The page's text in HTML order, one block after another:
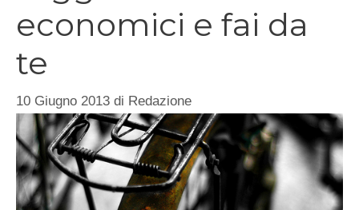
economici e fai da
te
10 Giugno 2013 di Redazione